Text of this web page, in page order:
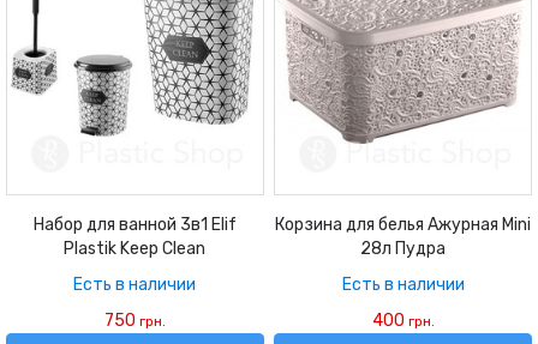
Набор для ванной 3в1 Elif
Plastik Keep Clean
Есть в наличии
750 грн.
Корзина для белья Ажурная Mini
28л Пудра
Есть в наличии
400 грн.